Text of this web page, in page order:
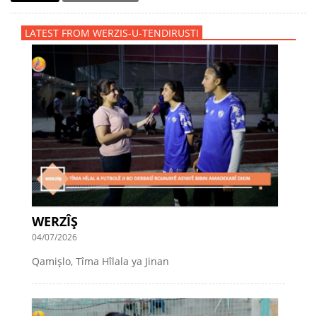
LATEST FROM WERZIS-U-TENDIRUSTI
WERZÎŞ
04/07/2026
Qamişlo, Tîma Hîlala ya Jinan